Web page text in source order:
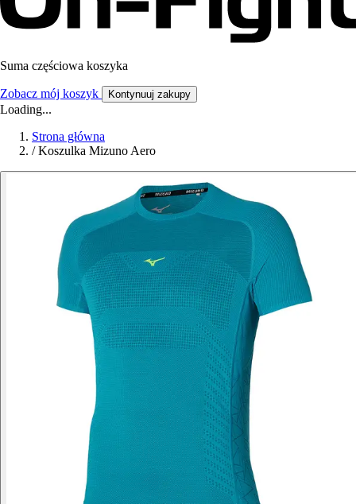
Suma częściowa koszyka
Zobacz mój koszyk Kontynuuj zakupy
Loading...
Strona główna
/ Koszulka Mizuno Aero